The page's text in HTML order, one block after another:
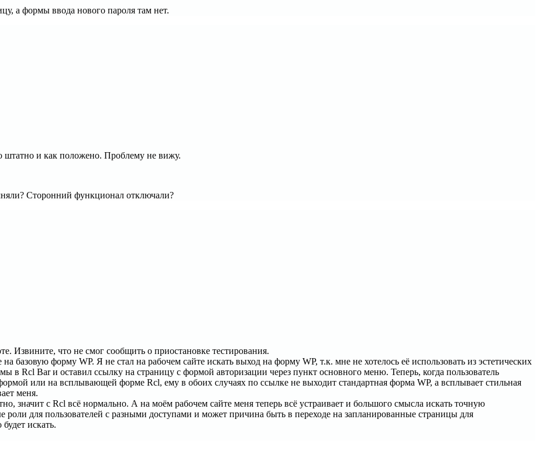
а формы ввода нового пароля там нет.
штатно и как положено. Проблему не вижу.
Сторонний функционал отключали?
Извините, что не смог сообщить о приостановке тестирования.
базовую форму WP. Я не стал на рабочем сайте искать выход на форму WP, т.к. мне не хотелось её использовать из эстетических
Rcl Bar и оставил ссылку на страницу с формой авторизации через пункт основного меню. Теперь, когда пользователь
или на всплывающей форме Rcl, ему в обоих случаях по ссылке не выходит стандартная форма WP, а всплывает стильная
меня.
значит с Rcl всё нормально. А на моём рабочем сайте меня теперь всё устраивает и большого смысла искать точную
роли для пользователей с разными доступами и может причина быть в переходе на запланированные страницы для
искать.